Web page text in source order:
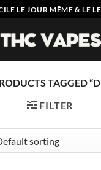
LE JOUR MÊME & LE
TAGGED
FILTER